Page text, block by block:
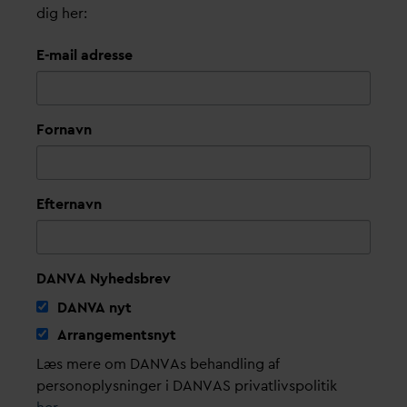
dig her:
E-mail adresse
Fornavn
Efternavn
DANVA Nyhedsbrev
DANVA nyt
Arrangementsnyt
Læs mere om DANVAs behandling af
personoplysninger i DANVAS privatlivspolitik